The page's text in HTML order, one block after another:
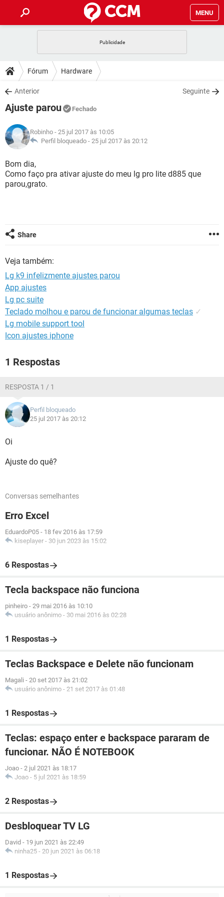
MENU
CELULAR
OUTLOOK
INSTAGRAM
GUIA DE COMPRAS
DICAS
JOGOS
INSTAGRAM
GUIA DE COMPRAS
DOWNLOADS
JOGOS
CELULAR
OUTLOOK EXCEL
INSTAGRAM
GUIA DE COMPRAS
FÓRUM
JOGOS
CELULAR
OUTLOOK
INSTAGRAM
GLOSSÁRIO
JOGOS
CELULAR FACEBOOK
GUIA DE COMPRAS
Fórum Hardware
Anterior Seguinte
Ajuste parou Fechado
Robinho - 25 jul 2017 às 10:05
Perfil bloqueado - 25 jul 2017 às 20:12
Bom dia,
Como faço pra ativar ajuste do meu lg pro lite d885 que
parou,grato.
Share
Veja também:
Lg k9 infelizmente ajustes parou
App ajustes
Lg pc suite
Teclado molhou e parou de funcionar algumas teclas ✓
Lg mobile support tool
Icon ajustes iphone
1 Respostas
RESPOSTA 1 / 1
Perfil bloqueado
25 jul 2017 às 20:12
Oi
Ajuste do quê?
Conversas semelhantes
Erro Excel
EduardoP05 - 18 fev 2016 às 17:59
kiseplayer - 30 jun 2023 às 15:02
6 Respostas
Tecla backspace não funciona
pinheiro - 29 mai 2016 às 10:10
usuário anônimo - 30 mai 2016 às 02:28
1 Respostas
Teclas Backspace e Delete não funcionam
Magali - 20 set 2017 às 21:02
usuário anônimo - 21 set 2017 às 01:48
1 Respostas
Teclas: espaço enter e backspace pararam de
funcionar. NÃO É NOTEBOOK
Joao - 2 jul 2021 às 18:17
Joao - 5 jul 2021 às 18:59
2 Respostas
Desbloquear TV LG
David - 19 jun 2021 às 22:49
ninha25 - 20 jun 2021 às 06:18
1 Respostas